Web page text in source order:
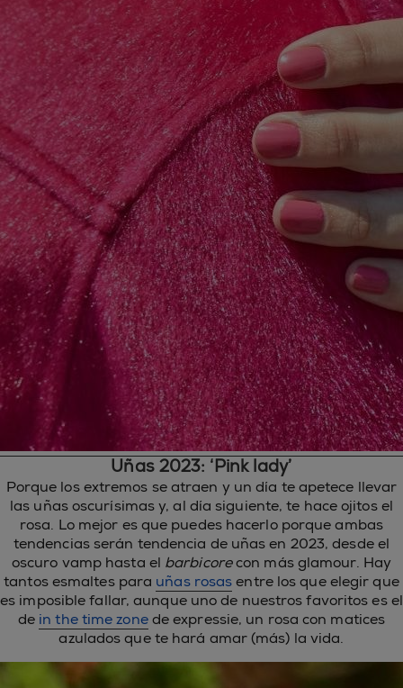
Uñas 2023: ‘Pink lady’
Porque los extremos se atraen y un día te apetece llevar
las uñas oscurísimas y, al día siguiente, te hace ojitos el
rosa. Lo mejor es que puedes hacerlo porque ambas
tendencias serán tendencia de uñas en 2023, desde el
oscuro vamp hasta el barbicorecon más glamour. Hay
tantos esmaltes para uñas rosasentre los que elegir que
es imposible fallar, aunque uno de nuestros favoritos es el
de in the time zonede expressie, un rosa con matices
azulados que te hará amar (más) la vida.